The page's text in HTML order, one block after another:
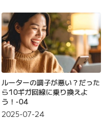
ルーターの調子が悪い？だった
ら10ギガ回線に乗り換えよ
う！-04
2025-07-24